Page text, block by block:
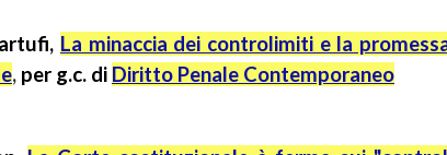
La minaccia dei controlimiti e la
, per g.c. di Diritto Penale Contemporaneo